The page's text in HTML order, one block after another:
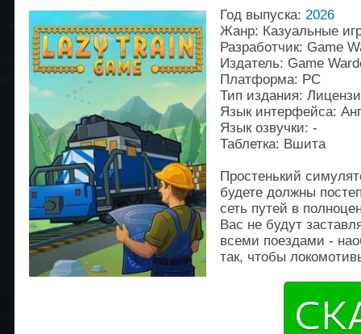
Год выпуска: 2026
Жанр: Казуальные
Разработчик: Game
Издатель: Game
Платформа: PC
Тип издания:
Язык интерфейса:
Язык озвучки: -
Таблетка: Вшита
Простенький
будете должны
сеть путей в
Вас не будут
всеми поездами -
так, чтобы